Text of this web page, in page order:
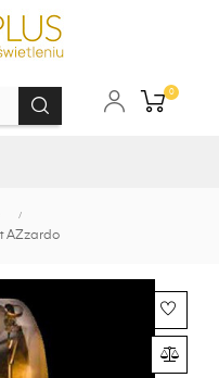
0
AZzardo